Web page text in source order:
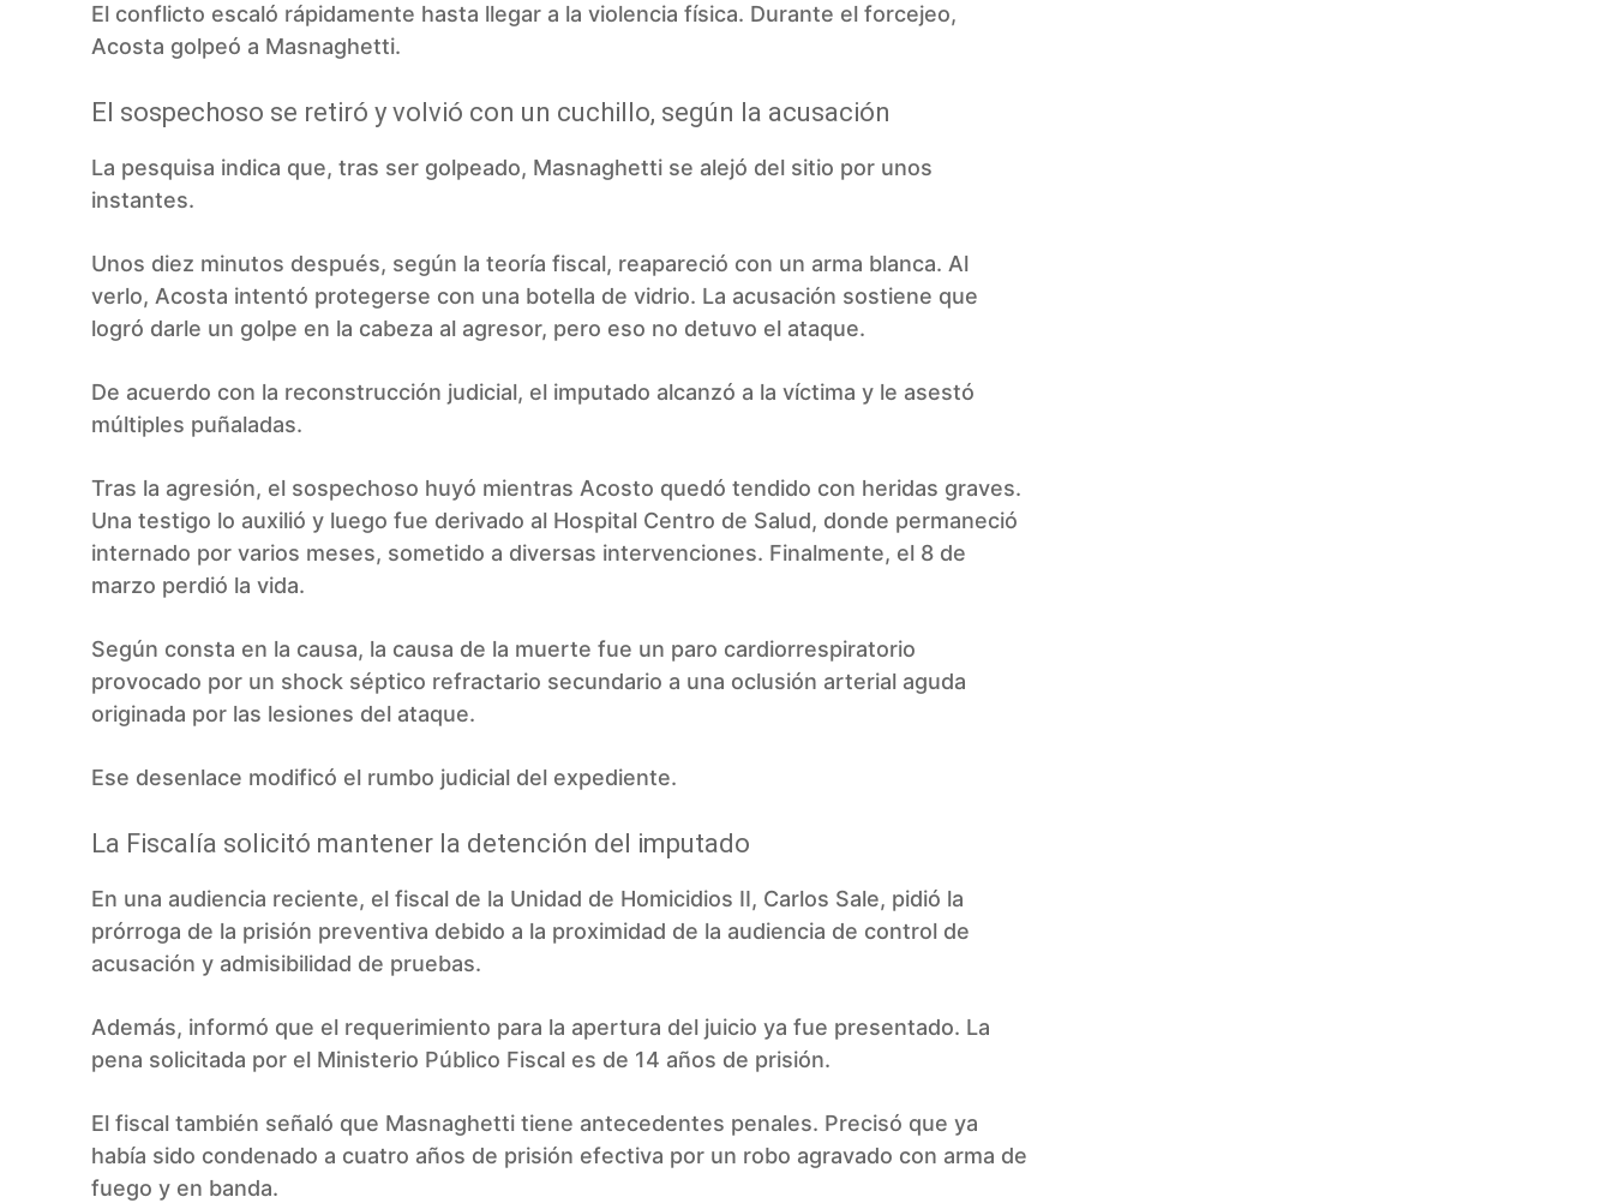
El conflicto escaló rápidamente hasta llegar a la violencia física. Durante el forcejeo,
Acosta golpeó a Masnaghetti.
El sospechoso se retiró y volvió con un cuchillo, según la acusación
La pesquisa indica que, tras ser golpeado, Masnaghetti se alejó del sitio por unos
instantes.
Unos diez minutos después, según la teoría fiscal, reapareció con un arma blanca. Al
verlo, Acosta intentó protegerse con una botella de vidrio. La acusación sostiene que
logró darle un golpe en la cabeza al agresor, pero eso no detuvo el ataque.
De acuerdo con la reconstrucción judicial, el imputado alcanzó a la víctima y le asestó
múltiples puñaladas.
Tras la agresión, el sospechoso huyó mientras Acosto quedó tendido con heridas graves.
Una testigo lo auxilió y luego fue derivado al Hospital Centro de Salud, donde permaneció
internado por varios meses, sometido a diversas intervenciones. Finalmente, el 8 de
marzo perdió la vida.
Según consta en la causa, la causa de la muerte fue un paro cardiorrespiratorio
provocado por un shock séptico refractario secundario a una oclusión arterial aguda
originada por las lesiones del ataque.
Ese desenlace modificó el rumbo judicial del expediente.
La Fiscalía solicitó mantener la detención del imputado
En una audiencia reciente, el fiscal de la Unidad de Homicidios II, Carlos Sale, pidió la
prórroga de la prisión preventiva debido a la proximidad de la audiencia de control de
acusación y admisibilidad de pruebas.
Además, informó que el requerimiento para la apertura del juicio ya fue presentado. La
pena solicitada por el Ministerio Público Fiscal es de 14 años de prisión.
El fiscal también señaló que Masnaghetti tiene antecedentes penales. Precisó que ya
había sido condenado a cuatro años de prisión efectiva por un robo agravado con arma de
fuego y en banda.